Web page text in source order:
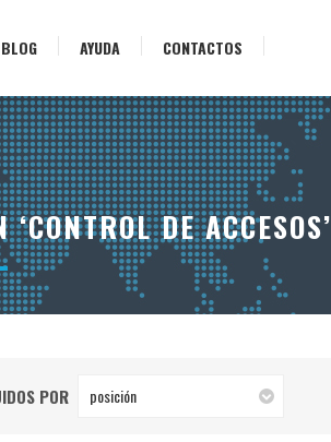
BLOG AYUDA CONTACTOS
DE ACCESOS’
POR posición